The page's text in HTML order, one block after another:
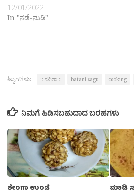
12/01/2022
In "ನಡೆ-ನುಡಿ"
ಟ್ಯಾಗ್‌ಗಳು: :: ಸವಿತಾ :: batani sagu cooking
ನಿಮಗೆ ಹಿಡಿಸಬಹುದಾದ ಬರಹಗಳು
ಶೇಂಗಾ ಉಂಡೆ ಮಾಡಿ